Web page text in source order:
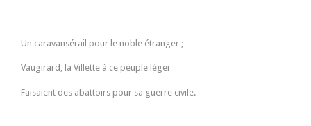
Un caravansérail pour le noble étranger ;
Vaugirard, la Villette à ce peuple léger
Faisaient des abattoirs pour sa guerre civile.